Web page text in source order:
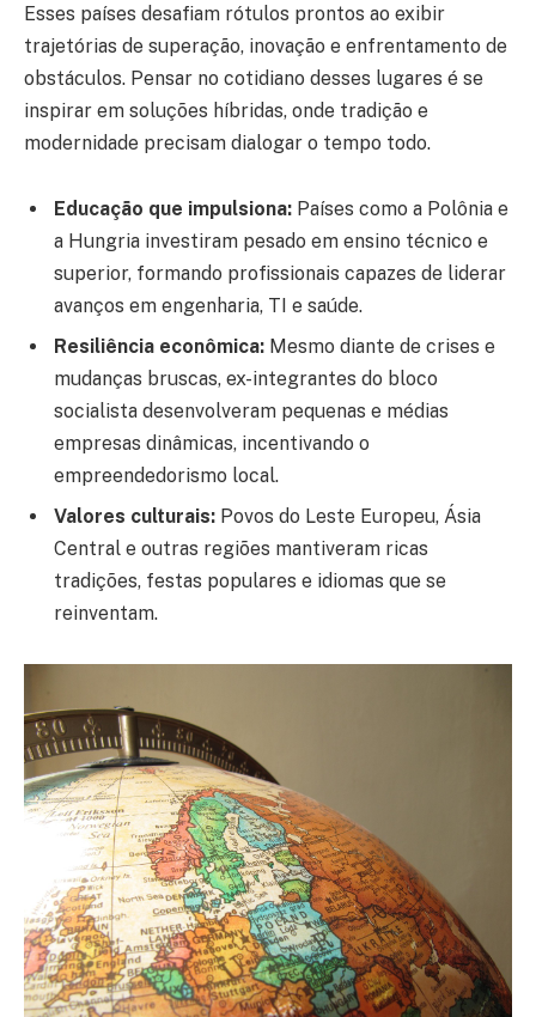
Esses países desafiam rótulos prontos ao exibir
trajetórias de superação, inovação e enfrentamento de
obstáculos. Pensar no cotidiano desses lugares é se
inspirar em soluções híbridas, onde tradição e
modernidade precisam dialogar o tempo todo.
Educação que impulsiona: Países como a Polônia e
a Hungria investiram pesado em ensino técnico e
superior, formando profissionais capazes de liderar
avanços em engenharia, TI e saúde.
Resiliência econômica: Mesmo diante de crises e
mudanças bruscas, ex-integrantes do bloco
socialista desenvolveram pequenas e médias
empresas dinâmicas, incentivando o
empreendedorismo local.
Valores culturais: Povos do Leste Europeu, Ásia
Central e outras regiões mantiveram ricas
tradições, festas populares e idiomas que se
reinventam.